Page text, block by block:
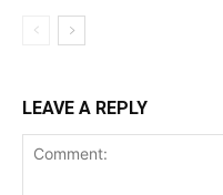
LEAVE A REPLY